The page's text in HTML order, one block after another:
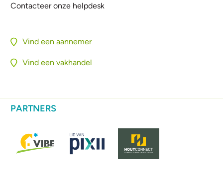
Contacteer onze helpdesk
Vind een aannemer
Vind een vakhandel
PARTNERS